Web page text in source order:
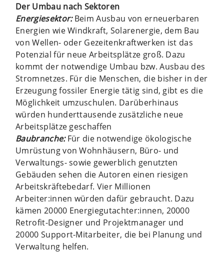
Der Umbau nach Sektoren
Energiesektor:Beim Ausbau von erneuerbaren
Energien wie Windkraft, Solarenergie, dem Bau
von Wellen- oder Gezeitenkraftwerken ist das
Potenzial für neue Arbeitsplätze groß. Dazu
kommt der notwendige Umbau bzw. Ausbau des
Stromnetzes. Für die Menschen, die bisher in der
Erzeugung fossiler Energie tätig sind, gibt es die
Möglichkeit umzuschulen. Darüberhinaus
würden hunderttausende zusätzliche neue
Arbeitsplätze geschaffen
Baubranche:Für die notwendige ökologische
Umrüstung von Wohnhäusern, Büro- und
Verwaltungs- sowie gewerblich genutzten
Gebäuden sehen die Autoren einen riesigen
Arbeitskräftebedarf. Vier Millionen
Arbeiter:innen würden dafür gebraucht. Dazu
kämen 20000 Energiegutachter:innen, 20000
Retrofit-Designer und Projektmanager und
20000 Support-Mitarbeiter, die bei Planung und
Verwaltung helfen.